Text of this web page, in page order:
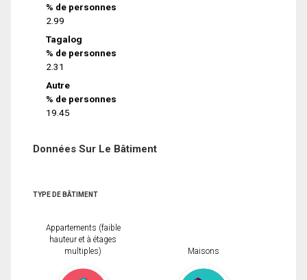
% de personnes
2.99
Tagalog
% de personnes
2.31
Autre
% de personnes
19.45
Données Sur Le Bâtiment
TYPE DE BÂTIMENT
Appartements (faible
hauteur et à étages
multiples)
Maisons